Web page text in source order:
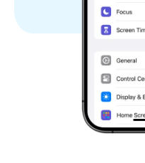
슬로바키아
슬로베니아
스페인